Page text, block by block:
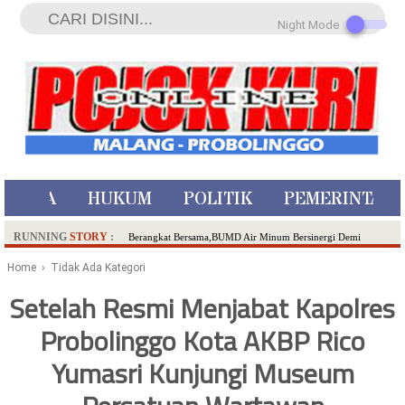
HUKUM POLITIK
RUNNING STORY : Berangkat Bersama,BUMD Air Minum Bersinergi Demi
Ditangkap di Kediri,Satu Buron
SDN Sumberejo 02 Kota Batu Kembangkan Program Inovasi
Literasi Melalui LASKAR JODA, Usung Filosofi Gelar Sehelai
Tikar
Ambulance Dari Berbagai Daerah Padati Kota Wisata Batu
Home › Tidak Ada Kategori
Setelah Resmi Menjabat Kapolres
Probolinggo Kota AKBP Rico
Yumasri Kunjungi Museum
Night Mode